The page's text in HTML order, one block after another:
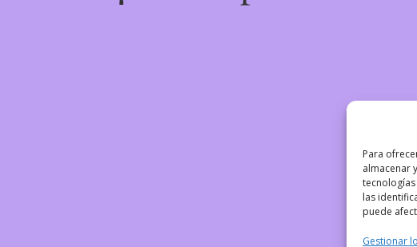
Para
almacenar
las
puede
Gestionar